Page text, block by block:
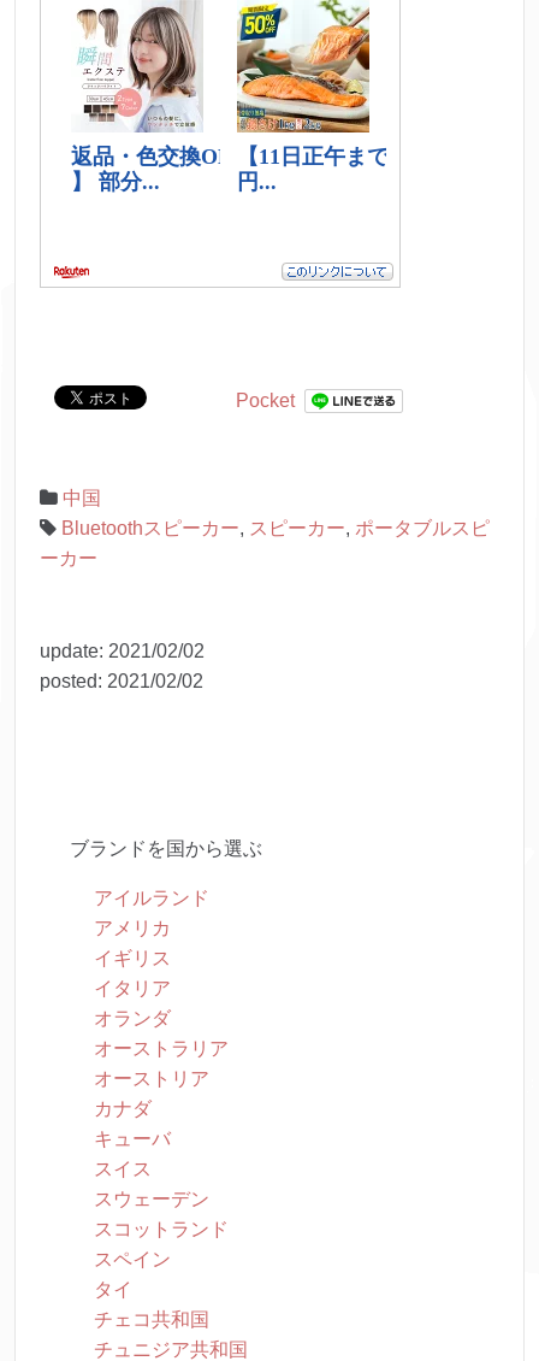
Pocket
中国
Bluetoothスピーカー, スピーカー, ポータブルスピ
ーカー
update: 2021/02/02
posted: 2021/02/02
ブランドを国から選ぶ
アイルランド
アメリカ
イギリス
イタリア
オランダ
オーストラリア
オーストリア
カナダ
キューバ
スイス
スウェーデン
スコットランド
スペイン
タイ
チェコ共和国
チュニジア共和国